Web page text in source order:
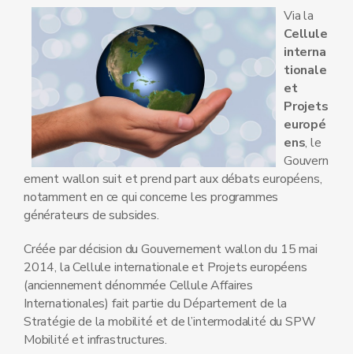
Via la
Cellule
interna
tionale
et
Projets
europé
ens, le
Gouvern
ement wallon suit et prend part aux débats européens,
notamment en ce qui concerne les programmes
générateurs de subsides.
Créée par décision du Gouvernement wallon du 15 mai
2014, la Cellule internationale et Projets européens
(anciennement dénommée Cellule Affaires
Internationales) fait partie du Département de la
Stratégie de la mobilité et de l’intermodalité du SPW
Mobilité et infrastructures.